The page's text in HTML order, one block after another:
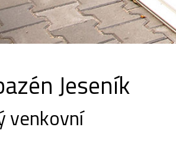
Jeseník
venkovní